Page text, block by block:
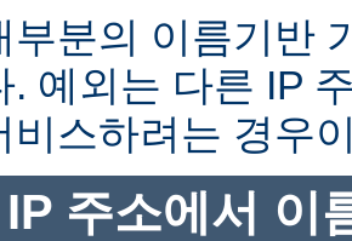
부분의 이름기반
. 예외는 다른 IP
비스하려는 경우
주소에서 이